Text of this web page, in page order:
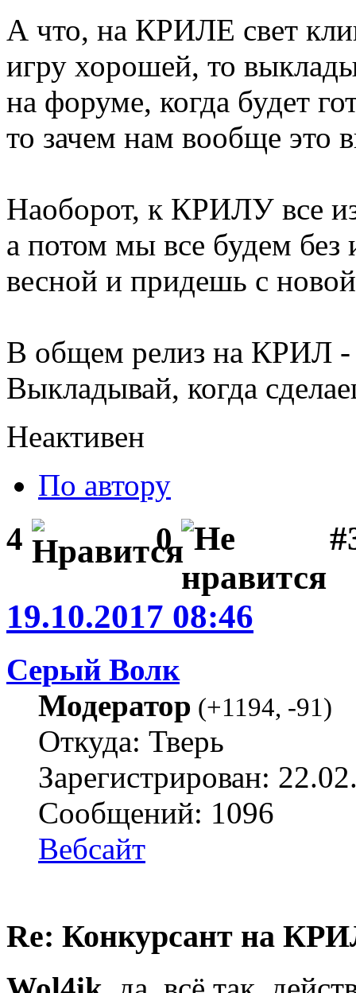
А что, на КРИЛЕ свет
игру хорошей, то
на форуме, когда будет
то зачем нам вообще это
Наоборот, к КРИЛУ все
а потом мы все будем без
весной и придешь с
В общем релиз на КРИЛ -
Выкладывай, когда
Неактивен
По автору
4 0
19.10.2017 08:46
Серый Волк
Модератор (+1194, -91)
Откуда: Тверь
Зарегистрирован:
Сообщений: 1096
Вебсайт
Re: Конкурсант на